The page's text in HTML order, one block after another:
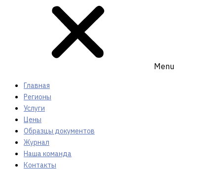
Menu
Главная
Регионы
Услуги
Цены
Образцы документов
Журнал
Наша команда
Контакты